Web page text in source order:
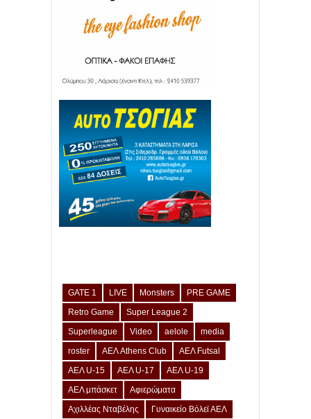
GATE 1 LIVE Monsters
PRE GAME
Retro Game
Super League 2
Superleague
Video aelole
media
roster
ΑΕΛ Athens Club
ΑΕΛ Futsal
ΑΕΛ U-15
ΑΕΛ U-17
ΑΕΛ U-19
ΑΕΛ μπάσκετ
Αφιερώματα
Αχιλλέας Νταβέλης
Γυναικείο Βόλεϊ ΑΕΛ